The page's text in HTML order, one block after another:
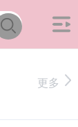
更多